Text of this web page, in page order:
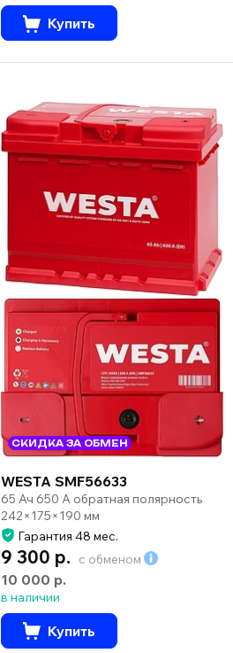
Купить
СКИДКА ЗА ОБМЕН
WESTA SMF56633
65 Ач 650 А обратная полярность
242×175×190 мм
Гарантия 48 мес.
9 300 р. с обменом
10 000 р.
в наличии
Купить